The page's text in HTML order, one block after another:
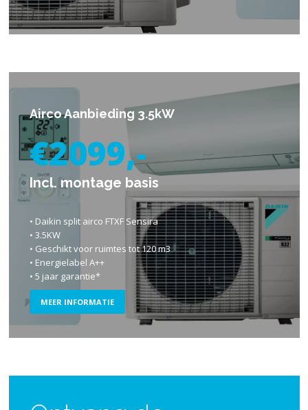
Airco Aanbieding 3.5kW
€2099,-
Incl. montage basis
• Daikin split airco FTXF Sensira
• 3.5KW
• Geschikt voor ruimtes tot 120 m3
• Energielabel A++
• 5 jaar garantie*
MEER INFORMATIE